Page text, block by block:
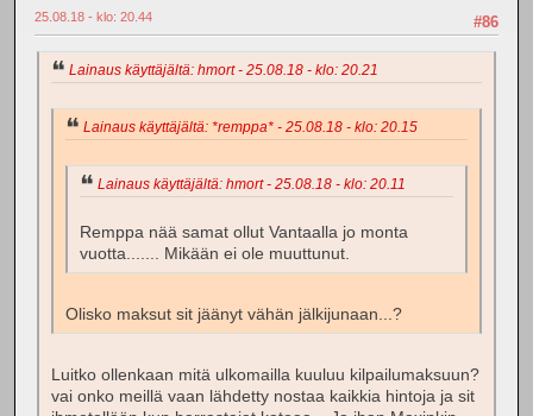
#86
25.08.18 - klo: 20.44
Lainaus käyttäjältä: hmort - 25.08.18 - klo: 20.21
Lainaus käyttäjältä: *remppa* - 25.08.18 - klo: 20.15
Lainaus käyttäjältä: hmort - 25.08.18 - klo: 20.11
Remppa nää samat ollut Vantaalla jo monta
vuotta....... Mikään ei ole muuttunut.
Olisko maksut sit jäänyt vähän jälkijunaan...?
Luitko ollenkaan mitä ulkomailla kuuluu kilpailumaksuun?
vai onko meillä vaan lähdetty nostaa kaikkia hintoja ja sit